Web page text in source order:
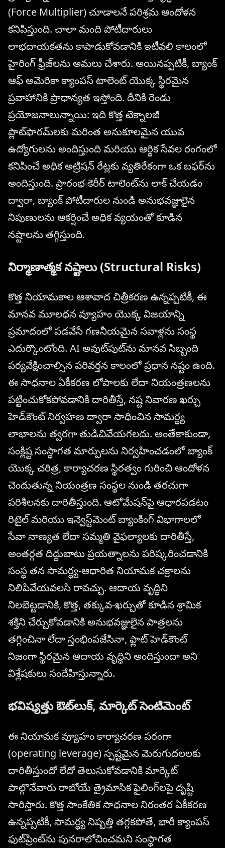
(Force Multiplier) చూడాలనే పరిశ్రమ ఆందోళన
కనిపిస్తుంది. చాలా మంది పోటీదారులు
లాభదాయకతను కాపాడుకోవడానికి ఇటీవలి కాలంలో
హైరింగ్ ఫ్రీజ్‌లను అమలు చేశారు. అయినప్పటికీ, బ్యాంక్
ఆఫ్ అమెరికా క్యాంపస్ టాలెంట్ యొక్క స్థిరమైన
ప్రవాహానికి ప్రాధాన్యత ఇస్తోంది. దీనికి రెండు
ప్రయోజనాలున్నాయి: ఇది కొత్త టెక్నాలజీ
ప్లాట్‌ఫారమ్‌లకు మరింత అనుకూలమైన యువ
ఉద్యోగులను అందిస్తుంది మరియు ఆర్థిక సేవల రంగంలో
కనిపించే అధిక అట్రిషన్ రేట్లకు వ్యతిరేకంగా ఒక బఫర్‌ను
అందిస్తుంది. ప్రారంభ-కెరీర్ టాలెంట్‌ను లాక్ చేయడం
ద్వారా, బ్యాంక్ పోటీదారుల నుండి అనుభవజ్ఞులైన
నిపుణులను ఆకర్షించే అధిక వ్యయంతో కూడిన
నష్టాలను తగ్గిస్తుంది.
నిర్మాణాత్మక నష్టాలు (Structural Risks)
కొత్త నియామకాల ఆశావాద చిత్రీకరణ ఉన్నప్పటికీ, ఈ
మానవ మూలధన వ్యూహం యొక్క విజయాన్ని
ప్రమాదంలో పడవేసే గణనీయమైన సవాళ్లను సంస్థ
ఎదుర్కొంటోంది. AI అవుట్‌పుట్‌ను మానవ సిబ్బంది
పర్యవేక్షించాల్సిన పరివర్తన కాలంలో ప్రధాన నష్టం ఉంది.
ఈ సాధనాల ఏకీకరణ లోపాలకు లేదా నియంత్రణలను
పట్టించుకోకపోవడానికి దారితీస్తే, నష్ట నివారణ ఖర్చు
హెడ్‌కౌంట్ నిర్వహణ ద్వారా సాధించిన సామర్థ్య
లాభాలను త్వరగా తుడిచివేయగలదు. అంతేకాకుండా,
సంక్లిష్ట సంస్థాగత మార్పులను నిర్వహించడంలో బ్యాంక్
యొక్క చరిత్ర, కార్యాచరణ స్థిరత్వం గురించి ఆందోళన
చెందుతున్న నియంత్రణ సంస్థల నుండి తరచుగా
పరిశీలనకు దారితీస్తుంది. ఆటోమేషన్‌పై ఆధారపడటం
రిటైల్ మరియు ఇన్వెస్ట్‌మెంట్ బ్యాంకింగ్ విభాగాలలో
సేవా నాణ్యత లేదా సమ్మతి వైఫల్యాలకు దారితీస్తే,
అంతర్గత దిద్దుబాటు ప్రయత్నాలను పరిష్కరించడానికి
సంస్థ తన సామర్థ్య-ఆధారిత నియామక చక్రాలను
నిలిపివేయవలసి రావచ్చు. ఆదాయ వృద్ధిని
నిలబెట్టడానికి, కొత్త, తక్కువ-ఖర్చుతో కూడిన శ్రామిక
శక్తిని చేర్చుకోవడానికి అనుభవజ్ఞులైన పాత్రలను
తగ్గించినా లేదా స్తంభింపజేసినా, ఫ్లాట్ హెడ్‌కౌంట్
నిజంగా స్థిరమైన ఆదాయ వృద్ధిని అందిస్తుందా అని
విశ్లేషకులు సందేహిస్తున్నారు.
భవిష్యత్తు ఔట్‌లుక్, మార్కెట్ సెంటిమెంట్
ఈ నియామక వ్యూహం కార్యాచరణ పరంగా
(operating leverage) స్పష్టమైన మెరుగుదలలకు
దారితీస్తుందో లేదో తెలుసుకోవడానికి మార్కెట్
పాల్గొనేవారు రాబోయే త్రైమాసిక ఫైలింగ్‌లపై దృష్టి
సారిస్తారు. కొత్త సాంకేతిక సాధనాల నిరంతర ఏకీకరణ
ఉన్నప్పటికీ, సామర్థ్య నిష్పత్తి తగ్గకపోతే, భారీ క్యాంపస్
ఫుట్‌ప్రింట్‌ను పునరాలోచించమని సంస్థాగత